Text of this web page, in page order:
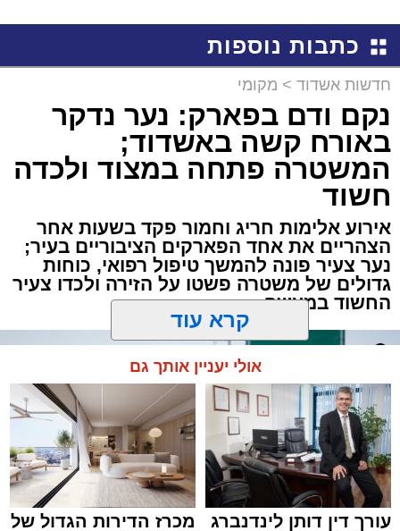
כתבות נוספות
חדשות אשדוד > מקומי
נקם ודם בפארק: נער נדקר
באורח קשה באשדוד;
המשטרה פתחה במצוד ולכדה
חשוד
אירוע אלימות חריג וחמור פקד בשעות אחר
הצהריים את אחד הפארקים הציבוריים בעיר;
נער צעיר פונה להמשך טיפול רפואי, כוחות
גדולים של משטרה פשטו על הזירה ולכדו צעיר
החשוד במעשה
קרא עוד
אולי יעניין אותך גם
עורך דין דותן לינדנברג
מכרז הדירות הגדול של